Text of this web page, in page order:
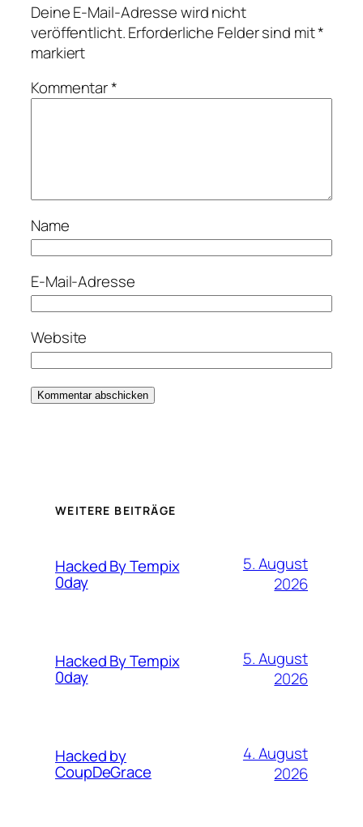
Deine E-Mail-Adresse wird nicht
veröffentlicht.Erforderliche Felder sind mit*
markiert
Kommentar*
Name
E-Mail-Adresse
Website
WEITERE BEITRÄGE
Hacked By Tempix
0day
5. August
2026
Hacked By Tempix
0day
5. August
2026
Hacked by
CoupDeGrace
4. August
2026